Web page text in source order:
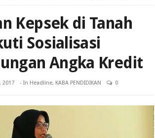
Kepsek di Tanah
Sosialisasi
Angka Kredit
2017 - In Headline, KABA PENDIDIKAN 0